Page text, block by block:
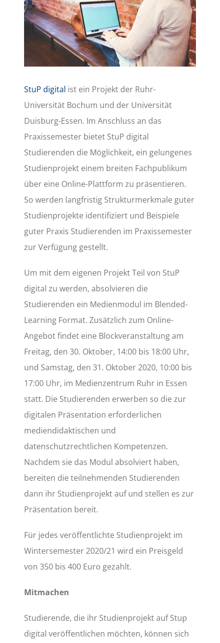
StuP digital ist ein Projekt der Ruhr-
Universität Bochum und der Universität
Duisburg-Essen. Im Anschluss an das
Praxissemester bietet StuP digital
Studierenden die Möglichkeit, ein gelungenes
Studienprojekt einem breiten Fachpublikum
über eine Online-Plattform zu präsentieren.
So werden langfristig Strukturmerkmale guter
Studienprojekte identifiziert und Beispiele
guter Praxis Studierenden im Praxissemester
zur Verfügung gestellt.
Um mit dem eigenen Projekt Teil von StuP
digital zu werden, absolvieren die
Studierenden ein Medienmodul im Blended-
Learning Format. Zusätzlich zum Online-
Angebot findet eine Blockveranstaltung am
Freitag, den 30. Oktober, 14:00 bis 18:00 Uhr,
und Samstag, den 31. Oktober 2020, 10:00 bis
17:00 Uhr, im Medienzentrum Ruhr in Essen
statt. Die Studierenden erwerben so die zur
digitalen Präsentation erforderlichen
mediendidaktischen und
datenschutzrechtlichen Kompetenzen.
Nachdem sie das Modul absolviert haben,
bereiten die teilnehmenden Studierenden
dann ihr Studienprojekt auf und stellen es zur
Präsentation bereit.
Für jedes veröffentlichte Studienprojekt im
Wintersemester 2020/21 wird ein Preisgeld
von 350 bis 400 Euro gezahlt.
Mitmachen
Studierende, die ihr Studienprojekt auf Stup
digital veröffentlichen möchten, können sich